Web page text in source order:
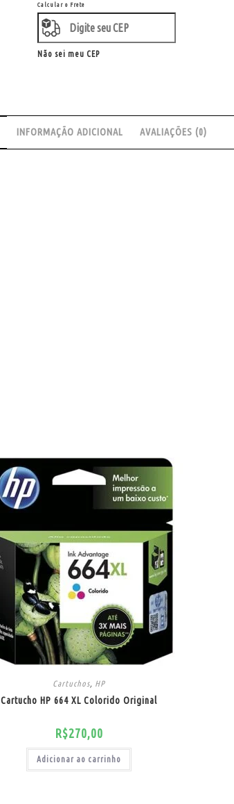
Calcular o Frete
Não sei meu CEP
INFORMAÇÃO ADICIONAL AVALIAÇÕES (0)
Cartuchos, HP
Cartucho HP 664 XL Colorido Original
R$270,00
Adicionar ao carrinho